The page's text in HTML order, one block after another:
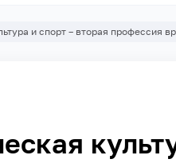
и спорт – вторая профессия